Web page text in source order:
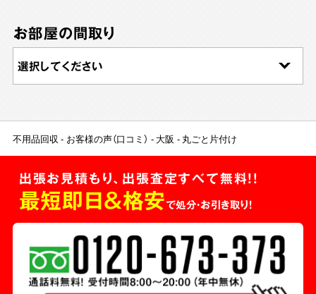
お部屋の間取り
不用品回収 お客様の声（口コミ） 大阪 丸ごと片付け
出張お見積もり、出張査定すべて無料!!
最短即日＆格安で処分・お引き取り！